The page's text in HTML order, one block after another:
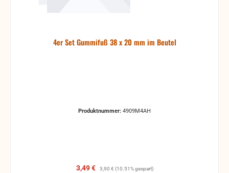
4er Set Gummifuß 38 x 20 mm im Beutel
Produktnummer: 4909M4AH
Verkaufspreis:
3,49 € Regulärer Preis:
3,90 € (10.51% gespart)